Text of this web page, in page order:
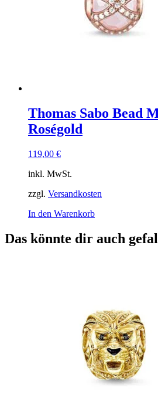
auf
der
Produktseite
gewählt
Thomas Sabo Bead
Roségold
119,00 €
inkl. MwSt.
zzgl. Versandkosten
In den Warenkorb
Das könnte dir auch